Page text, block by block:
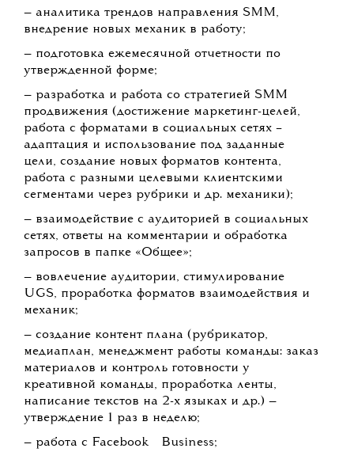
— аналитика трендов направления SMM,
внедрение новых механик в работу;
— подготовка ежемесячной отчетности по
утвержденной форме;
— разработка и работа со стратегией SMM
продвижения (достижение маркетинг-целей,
работа с форматами в социальных сетях –
адаптация и использование под заданные
цели, создание новых форматов контента,
работа с разными целевыми клиентскими
сегментами через рубрики и др. механики);
— взаимодействие с аудиторией в социальных
сетях, ответы на комментарии и обработка
запросов в папке «Общее»;
— вовлечение аудитории, стимулирование
UGS, проработка форматов взаимодействия и
механик;
— создание контент плана (рубрикатор,
медиаплан, менеджмент работы команды: заказ
материалов и контроль готовности у
креативной команды, проработка ленты,
написание текстов на 2-х языках и др.) —
утверждение 1 раз в неделю;
— работа с Facebook
Business;